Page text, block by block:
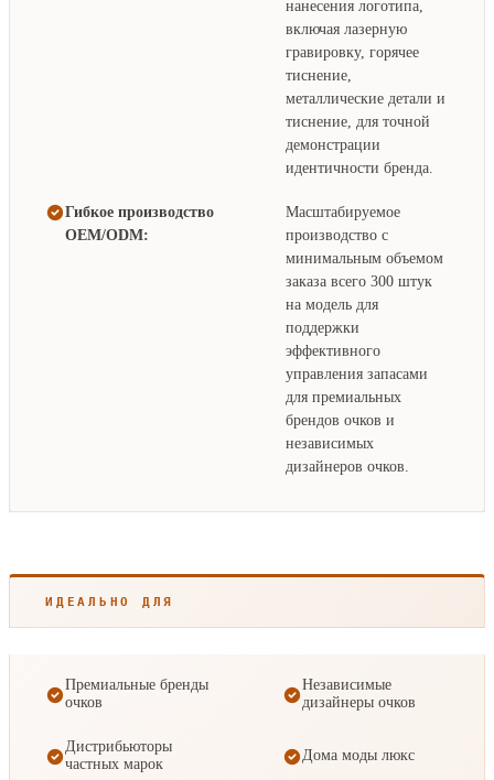
нанесения логотипа,
включая лазерную
гравировку, горячее
тиснение,
металлические детали и
тиснение, для точной
демонстрации
идентичности бренда.
Гибкое производство
OEM/ODM:
Масштабируемое
производство с
минимальным объемом
заказа всего 300 штук
на модель для
поддержки
эффективного
управления запасами
для премиальных
брендов очков и
независимых
дизайнеров очков.
ИДЕАЛЬНО ДЛЯ
Премиальные бренды
очков
Независимые
дизайнеры очков
Дистрибьюторы
частных марок
Дома моды люкс